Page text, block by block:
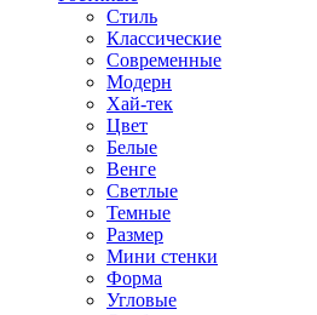
Стиль
Классические
Современные
Модерн
Хай-тек
Цвет
Белые
Венге
Светлые
Темные
Размер
Мини стенки
Форма
Угловые